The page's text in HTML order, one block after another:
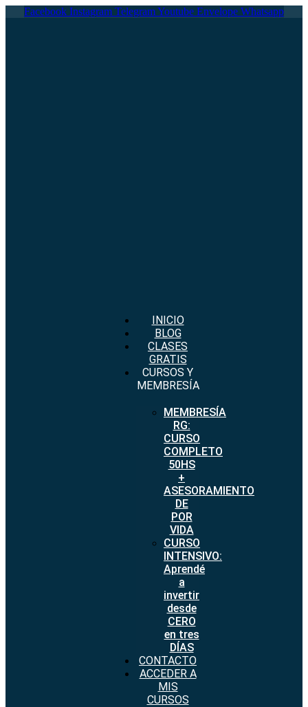
Facebook Instagram TelegramYoutube Envelope Whatsapp
INICIO
BLOG
CLASES
GRATIS
CURSOS Y
MEMBRESÍA
MEMBRESÍA
RG:
CURSO
COMPLETO
50HS
+
ASESORAMIENTO
DE
POR
VIDA
CURSO
INTENSIVO:
Aprendé
a
invertir
desde
CERO
en tres
DÍAS
CONTACTO
ACCEDER A
MIS
CURSOS